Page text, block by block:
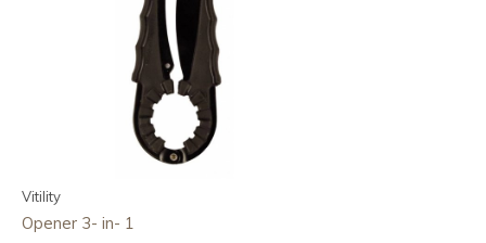
Vitility
Opener 3- in- 1